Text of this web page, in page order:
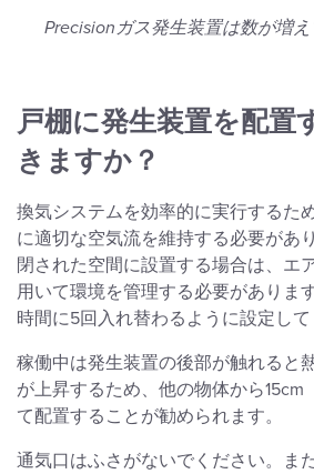
Precisionガス発生装置は数が増
戸棚に発生装置を配置
きますか？
換気システムを効率的に実行するた
に適切な空気流を維持する必要があ
閉された空間に設置する場合は、エ
用いて環境を管理する必要がありま
時間に5回入れ替わるように設定して
稼働中は発生装置の後部が触れると
が上昇するため、他の物体から15cm
て配置することが勧められます。
通気口はふさがないでください。ま